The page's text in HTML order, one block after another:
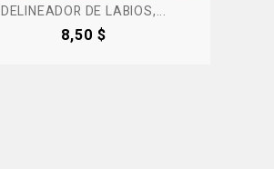
DELINEADOR DE LABIOS,...
Precio
8,50 $